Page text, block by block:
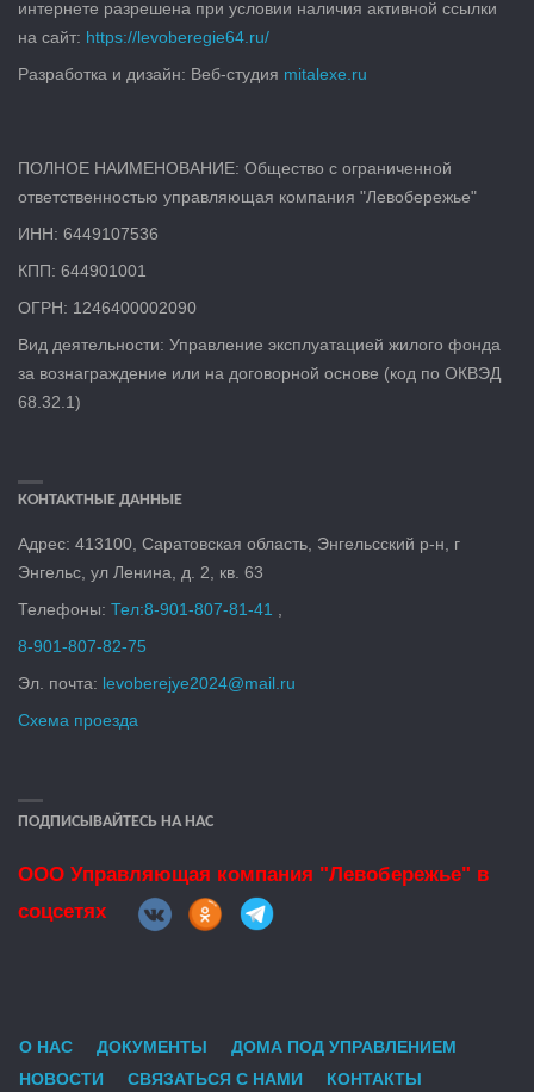
интернете разрешена при условии наличия активной ссылки
на сайт: https://levoberegie64.ru/
Разработка и дизайн: Веб-студия mitalexe.ru
ПОЛНОЕ НАИМЕНОВАНИЕ: Общество с ограниченной
ответственностью управляющая компания "Левобережье"
ИНН: 6449107536
КПП: 644901001
ОГРН: 1246400002090
Вид деятельности: Управление эксплуатацией жилого фонда
за вознаграждение или на договорной основе (код по ОКВЭД
68.32.1)
КОНТАКТНЫЕ ДАННЫЕ
Адрес: 413100, Саратовская область, Энгельсский р-н, г
Энгельс, ул Ленина, д. 2, кв. 63
Телефоны:Тел:8-901-807-81-41 ,
8-901-807-82-75
Эл. почта: levoberejye2024@mail.ru
Схема проезда
ПОДПИСЫВАЙТЕСЬ НА НАС
ООО Управляющая компания "Левобережье" в
соцсетях
О НАС ДОКУМЕНТЫ
ДОМА ПОД УПРАВЛЕНИЕМ
НОВОСТИ
СВЯЗАТЬСЯ С НАМИ КОНТАКТЫ